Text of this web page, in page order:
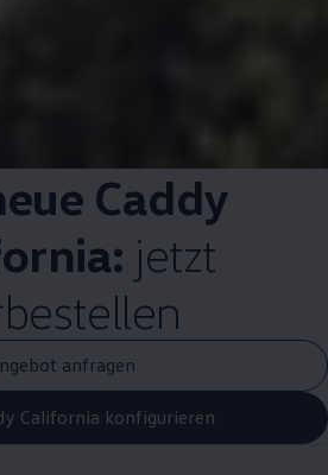
Caddy
: jetzt
anfragen
California konfigurieren